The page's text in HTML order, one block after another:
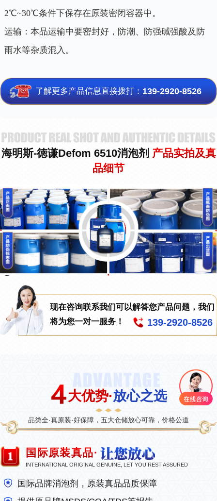
2℃~30℃条件下保存在原装密闭容器中。
运输：本品运输中要密封好，防潮、防强碱强酸及防
雨水等杂质混入。
了解更多产品信息直接拨打：139-2920-8526
海明斯-徳谦Defom 6510消泡剂 产品实拍及真
品细节
现在咨询联系我们可以解答您产品问题，我们
将为您一对一服务！
139-2920-8526
大优势·放心之选
品类全·真原装·好保障，五大仓储放心可靠，价格公道
国际原装真品·
INTERNATIONAL ORIGINAL GENUINE, LET YOU REST ASSURED
国际品牌消泡剂，原装真品品质保障